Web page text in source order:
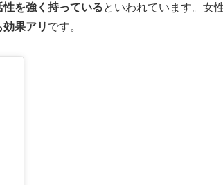
を強く持っているといわれています。女
果アリ です。